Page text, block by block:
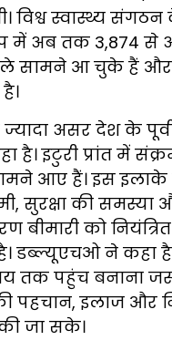
विश्व स्वास्थ्य
में अब तक 3,874 से
सामने आ चुके हैं और
असर देश के
है। इटुरी प्रांत में
आए हैं। इस इलाके
सुरक्षा की समस्या
बीमारी को
डब्ल्यूएचओ ने कहा है
तक पहुंच बनाना
पहचान, इलाज और
जा सके।